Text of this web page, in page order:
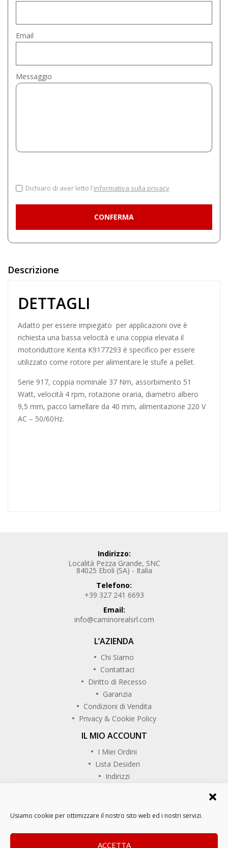
Usiamo cookie per ottimizzare il nostro sito web ed i nostri servizi.
ACCETTA
Email
Messaggio
Dichiaro di aver letto l'informativa sulla privacy
Descrizione
DETTAGLI
Adatto per essere impiegato per applicazioni ove è
richiesta una bassa velocità e una coppia elevata il
motoriduttore Kenta K9177293 è specifico per essere
utilizzato come rotore per alimentare le stufe a pellet.
Serie 917, coppia nominale 37 Nm, assorbimento 51
Watt, velocità 4 rpm, rotazione oraria, diametro albero
9,5 mm, pacco lamellare da 40 mm, alimentazione 220 V
AC – 50/60Hz.
Indirizzo:
Località Pezza Grande, SNC
84025 Eboli (SA) - Italia
Telefono:
+39 327 241 6693
Email:
info@caminorealsrl.com
L’AZIENDA
Chi Siamo
Contattaci
Diritto di Recesso
Garanzia
Condizioni di Vendita
Privacy & Cookie Policy
IL MIO ACCOUNT
I Miei Ordini
Lista Desideri
Indirizzi